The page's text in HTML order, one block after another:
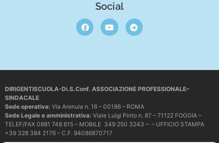
Social
DIRIGENTISCUOLA-Di.S.Conf. ASSOCIAZIONE PROFESSIONALE–
SINDACALE
Sede operativa: Via Arenula n. 16 – 00186 – ROMA
Sede Legale e amministrativa: Viale Luigi Pinto n. 87 – 71122 FOGGIA –
TELEF/FAX 0881 748 615 – MOBILE 349 250 3243 – – UFFICIO STAMPA
+39 328 384 2176 – C.F. 94086870717